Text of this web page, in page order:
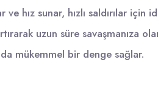
ve hız sunar, hızlı saldırılar için
uzun süre savaşmanıza
mükemmel bir denge sağlar.